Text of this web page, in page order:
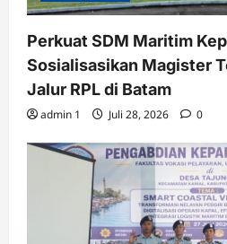
Perkuat SDM Maritim
Sosialisasikan Magister
Jalur RPL di Batam
admin 1 Juli 28, 2026 0